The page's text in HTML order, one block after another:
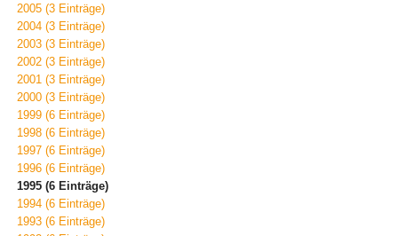
2005 (3 Einträge)
2004 (3 Einträge)
2003 (3 Einträge)
2002 (3 Einträge)
2001 (3 Einträge)
2000 (3 Einträge)
1999 (6 Einträge)
1998 (6 Einträge)
1997 (6 Einträge)
1996 (6 Einträge)
1995 (6 Einträge)
1994 (6 Einträge)
1993 (6 Einträge)